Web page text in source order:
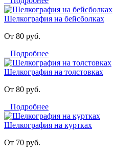
Шелкография на бейсболках
От 80 руб.
Подробнее
Шелкография на толстовках
От 80 руб.
Подробнее
Шелкография на куртках
От 70 руб.